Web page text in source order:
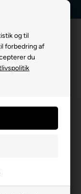
og til
forbedring af
du